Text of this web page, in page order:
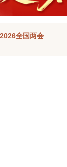
全国两会